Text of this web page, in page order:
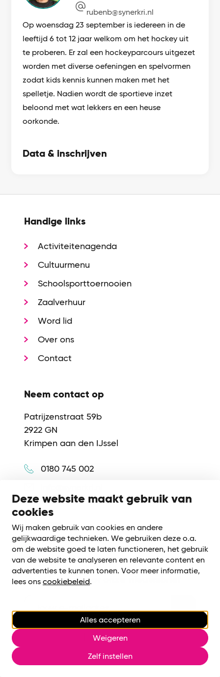
Deze website maakt gebruik van
cookies
Wij maken gebruik van cookies en andere
gelijkwaardige technieken. We gebruiken deze o.a.
om de website goed te laten functioneren, het gebruik
van de website te analyseren en relevante content en
advertenties te kunnen tonen. Voor meer informatie,
lees ons cookiebeleid.
Alles accepteren
Weigeren
Zelf instellen
rubenb@synerkri.nl
Op woensdag 23 september is iedereen in de
leeftijd 6 tot 12 jaar welkom om het hockey uit
te proberen. Er zal een hockeyparcours uitgezet
worden met diverse oefeningen en spelvormen
zodat kids kennis kunnen maken met het
spelletje. Nadien wordt de sportieve inzet
beloond met wat lekkers en een heuse
oorkonde.
Data & inschrijven
Handige links
Activiteitenagenda
Cultuurmenu
Schoolsporttoernooien
Zaalverhuur
Word lid
Over ons
Contact
Neem contact op
Patrijzenstraat 59b
2922 GN
Krimpen aan den IJssel
0180 745 002
Volg ons
Meld je aan voor onze nieuwsbrief
Privacy voorwaarden